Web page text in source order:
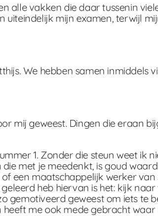
alle vakken die daar tussenin
mijn examen, terwijl
We hebben samen inmiddels
mij geweest. Dingen die eraan
1. Zonder die steun weet ik
met je meedenkt, is goud
een maatschappelijk werker van
heb hiervan is het: kijk
gemotiveerd geweest om iets te
me ook mede gebracht waar